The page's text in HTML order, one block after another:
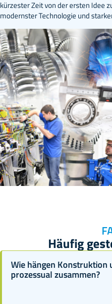
kürzester Zeit von der ersten Idee
modernster Technologie und
Häufig
Wie hängen Konstruktion
prozessual zusammen?